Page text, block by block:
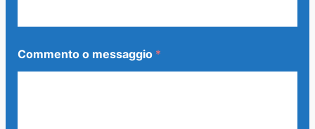
Commento o messaggio *